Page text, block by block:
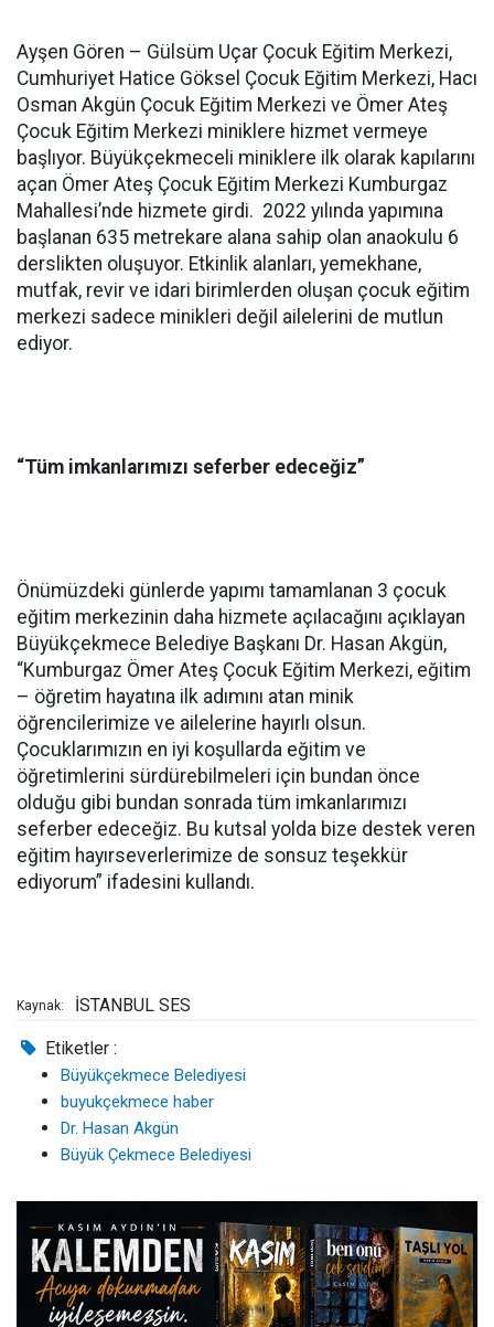
Ayşen Gören – Gülsüm Uçar Çocuk Eğitim Merkezi,
Cumhuriyet Hatice Göksel Çocuk Eğitim Merkezi, Hacı
Osman Akgün Çocuk Eğitim Merkezi ve Ömer Ateş
Çocuk Eğitim Merkezi miniklere hizmet vermeye
başlıyor. Büyükçekmeceli miniklere ilk olarak kapılarını
açan Ömer Ateş Çocuk Eğitim Merkezi Kumburgaz
Mahallesi’nde hizmete girdi. 2022 yılında yapımına
başlanan 635 metrekare alana sahip olan anaokulu 6
derslikten oluşuyor. Etkinlik alanları, yemekhane,
mutfak, revir ve idari birimlerden oluşan çocuk eğitim
merkezi sadece minikleri değil ailelerini de mutlun
ediyor.
“Tüm imkanlarımızı seferber edeceğiz”
Önümüzdeki günlerde yapımı tamamlanan 3 çocuk
eğitim merkezinin daha hizmete açılacağını açıklayan
Büyükçekmece Belediye Başkanı Dr. Hasan Akgün,
“Kumburgaz Ömer Ateş Çocuk Eğitim Merkezi, eğitim
– öğretim hayatına ilk adımını atan minik
öğrencilerimize ve ailelerine hayırlı olsun.
Çocuklarımızın en iyi koşullarda eğitim ve
öğretimlerini sürdürebilmeleri için bundan önce
olduğu gibi bundan sonrada tüm imkanlarımızı
seferber edeceğiz. Bu kutsal yolda bize destek veren
eğitim hayırseverlerimize de sonsuz teşekkür
ediyorum” ifadesini kullandı.
Kaynak: İSTANBUL SES
Etiketler :
Büyükçekmece Belediyesi
buyukçekmece haber
Dr. Hasan Akgün
Büyük Çekmece Belediyesi